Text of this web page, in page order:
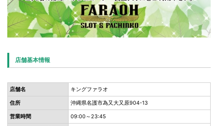
店舗基本情報
店舗名 キングファラオ
住所 沖縄県名護市為又大又原904-13
営業時間 09:00～23:45